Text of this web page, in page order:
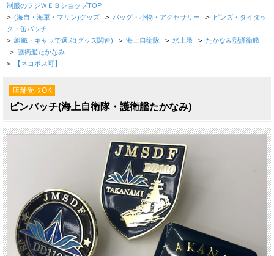
制服のフジＷＥＢショップTOP
> (海自・海軍・マリン)グッズ > バッグ・小物・アクセサリー >
ピンズ・タイタッ
ク・缶バッチ
> 組織・キャラで選ぶ(グッズ関連) > 海上自衛隊 > 水上艦 > たかなみ型護衛艦
> 護衛艦たかなみ
> 【ネコポス可】
店舗受取OK
ピンバッチ(海上自衛隊・護衛艦たかなみ)